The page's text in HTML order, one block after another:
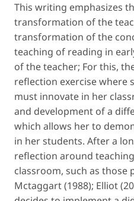
This writing emphasizes
transformation of the
transformation of the
teaching of reading in
of the teacher; For this,
reflection exercise where
must innovate in her
and development of a
which allows her to
in her students. After a
reflection around
classroom, such as those
Mctaggart (1988); Elliot